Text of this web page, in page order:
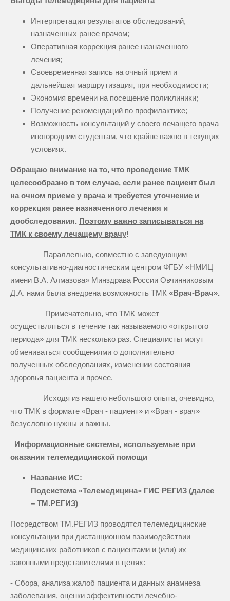
Интерпретация результатов обследований,
назначенных ранее врачом;
Оперативная коррекция ранее назначенного
лечения;
Своевременная запись на очный прием и
дальнейшая маршрутизация, при необходимости;
Экономия времени на посещение поликлиники;
Получение рекомендаций по профилактике;
Возможность консультаций у своего лечащего врача
иногородним студентам, что крайне важно в текущих
условиях.
Обращаю внимание на то, что проведение ТМК
целесообразно в том случае, если ранее пациент был
на очном приеме у врача и требуется уточнение и
коррекция ранее назначенного лечения и
дообследования. Поэтому важно записываться на
ТМК к своему лечащему врачу!
Параллельно, совместно с заведующим
консультативно-диагностическим центром ФГБУ «НМИЦ
имени В.А. Алмазова» Минздрава России Овчинниковым
Д.А. нами была внедрена возможность ТМК «Врач-Врач».
Примечательно, что ТМК может
осуществляться в течение так называемого «открытого
периода» для ТМК несколько раз. Специалисты могут
обмениваться сообщениями о дополнительно
полученных обследованиях, изменении состояния
здоровья пациента и прочее.
Исходя из нашего небольшого опыта, очевидно,
что ТМК в формате «Врач - пациент» и «Врач - врач»
безусловно нужны и важны.
Информационные системы, используемые при
оказании телемедицинской помощи
Название ИС:
Подсистема «Телемедицина» ГИС РЕГИЗ (далее
– ТМ.РЕГИЗ)
Посредством ТМ.РЕГИЗ проводятся телемедицинские
консультации при дистанционном взаимодействии
медицинских работников с пациентами и (или) их
законными представителями в целях:
- Сбора, анализа жалоб пациента и данных анамнеза
заболевания, оценки эффективности лечебно-